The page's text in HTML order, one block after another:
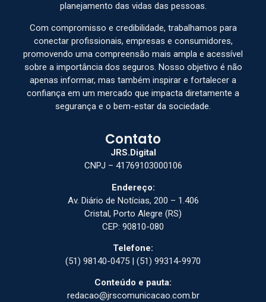
planejamento das vidas das pessoas.
Com compromisso e credibilidade, trabalhamos para
conectar profissionais, empresas e consumidores,
promovendo uma compreensão mais ampla e acessível
sobre a importância dos seguros. Nosso objetivo é não
apenas informar, mas também inspirar e fortalecer a
confiança em um mercado que impacta diretamente a
segurança e o bem-estar da sociedade.
Contato
JRS.Digital
CNPJ – 41769103000106
Endereço:
Av. Diário de Notícias, 200 – 1.406
Cristal, Porto Alegre (RS)
CEP: 90810-080
Telefone:
(51) 98140-0475 | (51) 99314-9970
Conteúdo e pauta:
redacao@jrscomunicacao.com.br